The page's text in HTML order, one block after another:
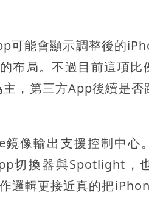
可能會顯示調整後的
布局。不過目前這項比
，第三方App後續是否
像輸出支援控制中心
切換器與Spotlight，
邏輯更接近真的把